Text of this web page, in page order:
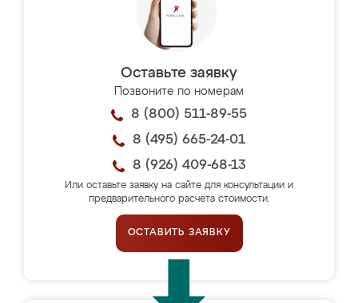
Оставьте заявку
Позвоните по номерам
8 (800) 511-89-55
8 (495) 665-24-01
8 (926) 409-68-13
Или оставьте заявку на сайте для консультации и
предварительного расчёта стоимости.
ОСТАВИТЬ ЗАЯВКУ